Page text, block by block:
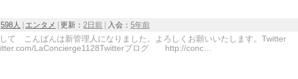
598人 エンタメ 更新：2日前 入会： 5年前
して こんばんは新管理人になりました。よろしくお願いいたします。
LaConcierge1128Twitterブログ http://conc…